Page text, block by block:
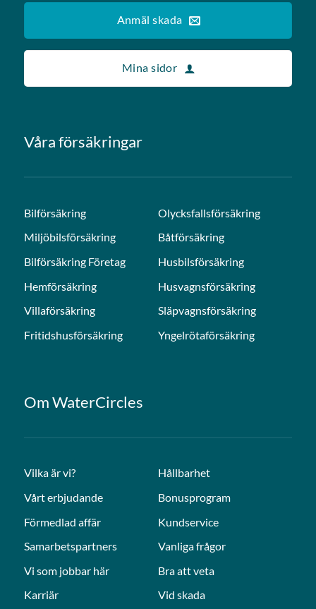
Våra försäkringar
Bilförsäkring
Miljöbilsförsäkring
Bilförsäkring Företag
Hemförsäkring
Villaförsäkring
Fritidshusförsäkring
Olycksfallsförsäkring
Båtförsäkring
Husbilsförsäkring
Husvagnsförsäkring
Släpvagnsförsäkring
Yngelrötaförsäkring
Om WaterCircles
Vilka är vi?
Vårt erbjudande
Förmedlad affär
Samarbetspartners
Vi som jobbar här
Karriär
Hållbarhet
Bonusprogram
Kundservice
Vanliga frågor
Bra att veta
Vid skada
Anmäl skada
Mina sidor